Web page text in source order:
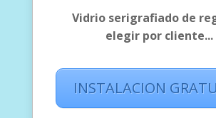
Vidrio serigrafiado de
elegir por cliente...
INSTALACION